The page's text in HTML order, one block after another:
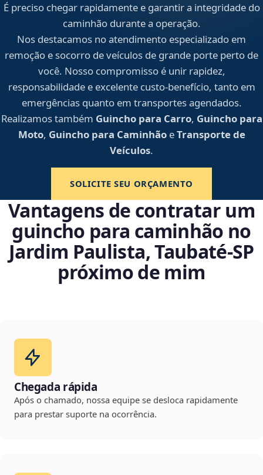
É preciso chegar rapidamente e garantir a integridade do
caminhão durante a operação.
Nos destacamos no atendimento especializado em
remoção e socorro de veículos de grande porte perto de
você. Nosso compromisso é unir rapidez,
responsabilidade e excelente custo-benefício, tanto em
emergências quanto em transportes agendados.
Realizamos também Guincho para Carro, Guincho para
Moto, Guincho para CaminhãoeTransporte de
Veículos.
SOLICITE SEU ORÇAMENTO
Vantagens de contratar um
guincho para caminhão no
Jardim Paulista, Taubaté‑SP
próximo de mim
Chegada rápida
Após o chamado, nossa equipe se desloca rapidamente
para prestar suporte na ocorrência.